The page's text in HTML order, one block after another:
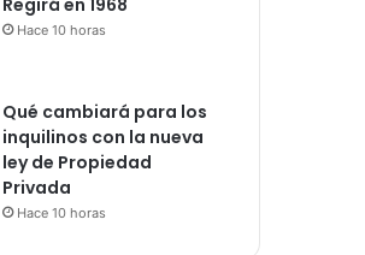
Hace 10 horas
Qué cambiará para los
inquilinos con la nueva
ley de Propiedad
Privada
Hace 10 horas